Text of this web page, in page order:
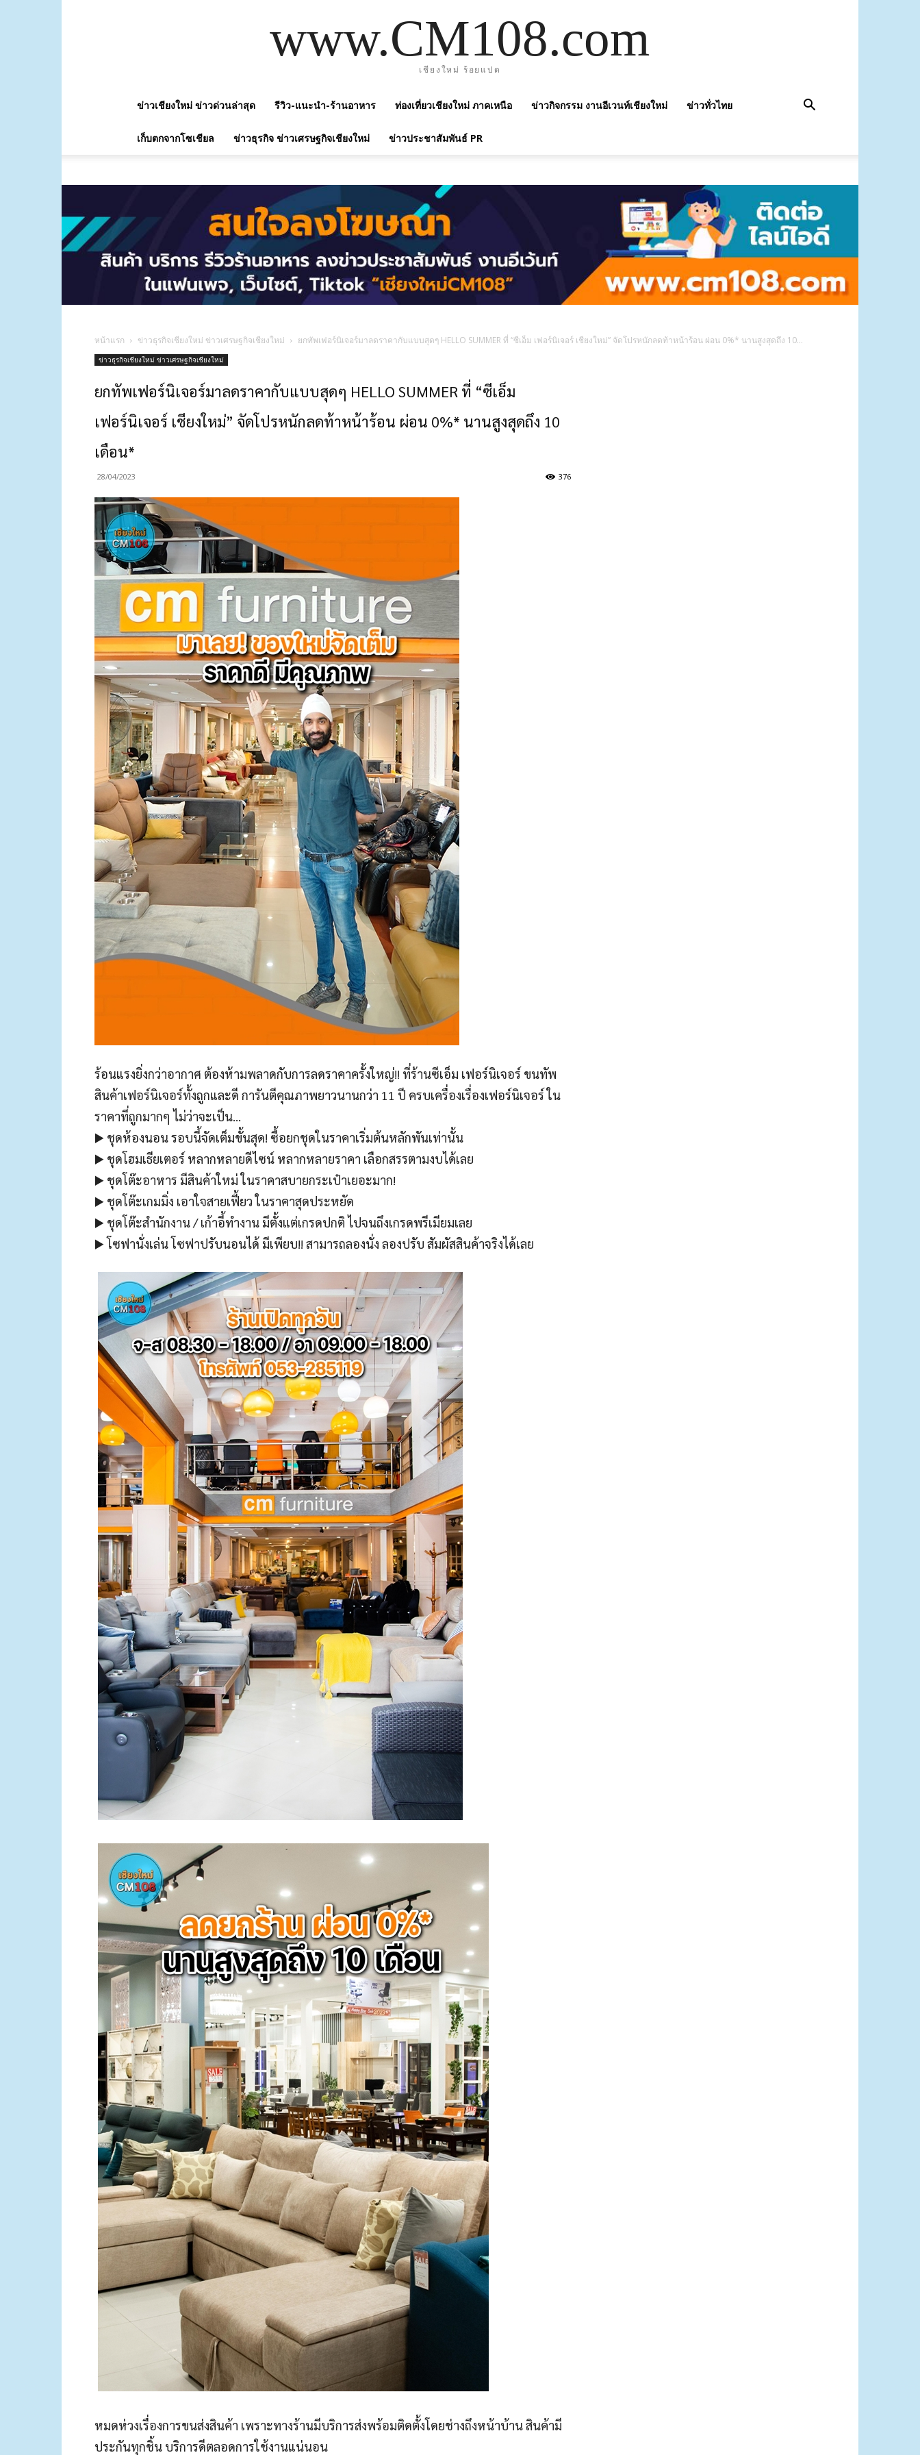
www.CM108.com
เชียงใหม่ ร้อยแปด
ข่าวเชียงใหม่ ข่าวด่วนล่าสุด รีวิว-แนะนำ-ร้านอาหาร ท่องเที่ยวเชียงใหม่ ภาคเหนือ ข่าวกิจกรรม งานอีเวนท์เชียงใหม่ ข่าวทั่วไทย
เก็บตกจากโซเชียล ข่าวธุรกิจ ข่าวเศรษฐกิจเชียงใหม่ ข่าวประชาสัมพันธ์ PR
หน้าแรก ข่าวธุรกิจเชียงใหม่ ข่าวเศรษฐกิจเชียงใหม่ ยกทัพเฟอร์นิเจอร์มาลดราคากับแบบสุดๆ HELLO SUMMER ที่ “ซีเอ็ม เฟอร์นิเจอร์ เชียงใหม่” จัดโปรหนักลดท้าหน้าร้อน ผ่อน 0%* นานสูงสุดถึง 10...
ข่าวธุรกิจเชียงใหม่ ข่าวเศรษฐกิจเชียงใหม่
ยกทัพเฟอร์นิเจอร์มาลดราคากับแบบสุดๆ HELLO SUMMER ที่ “ซีเอ็ม
เฟอร์นิเจอร์ เชียงใหม่” จัดโปรหนักลดท้าหน้าร้อน ผ่อน 0%* นานสูงสุดถึง 10
เดือน*
28/04/2023 376
ร้อนแรงยิ่งกว่าอากาศ ต้องห้ามพลาดกับการลดราคาครั้งใหญ่!! ที่ร้านซีเอ็ม เฟอร์นิเจอร์ ขนทัพ
สินค้าเฟอร์นิเจอร์ทั้งถูกและดี การันตีคุณภาพยาวนานกว่า 11 ปี ครบเครื่องเรื่องเฟอร์นิเจอร์ ใน
ราคาที่ถูกมากๆ ไม่ว่าจะเป็น…
▶️ ชุดห้องนอน รอบนี้จัดเต็มขั้นสุด! ซื้อยกชุดในราคาเริ่มต้นหลักพันเท่านั้น
▶️ ชุดโฮมเธียเตอร์ หลากหลายดีไซน์ หลากหลายราคา เลือกสรรตามงบได้เลย
▶️ ชุดโต๊ะอาหาร มีสินค้าใหม่ ในราคาสบายกระเป๋าเยอะมาก!
▶️ ชุดโต๊ะเกมมิ่ง เอาใจสายเฟี้ยว ในราคาสุดประหยัด
▶️ ชุดโต๊ะสำนักงาน / เก้าอี้ทำงาน มีตั้งแต่เกรดปกติ ไปจนถึงเกรดพรีเมียมเลย
▶️ โซฟานั่งเล่น โซฟาปรับนอนได้ มีเพียบ!! สามารถลองนั่ง ลองปรับ สัมผัสสินค้าจริงได้เลย
หมดห่วงเรื่องการขนส่งสินค้า เพราะทางร้านมีบริการส่งพร้อมติดตั้งโดยช่างถึงหน้าบ้าน สินค้ามี
ประกันทุกชิ้น บริการดีตลอดการใช้งานแน่นอน